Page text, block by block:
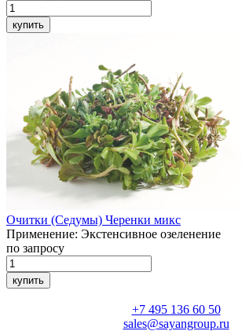
купить
Очитки (Седумы) Черенки микс
Применение: Экстенсивное озеленение
по запросу
купить
+7 495 136 60 50
sales@sayangroup.ru